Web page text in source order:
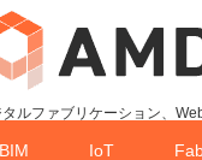
ルファブリケーション、
BIM IoT